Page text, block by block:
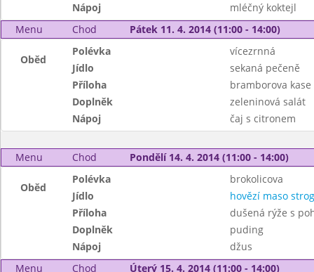
Nápoj
mléčný koktejl
Menu
Chod Pátek 11. 4. 2014 (11:00 - 14:00)
Oběd
Polévka
vícezrnná
Jídlo
sekaná pečeně
Příloha
bramborova
Doplněk
zeleninová salát
Nápoj
čaj s citronem
Menu Chod Pondělí 14. 4. 2014 (11:00 - 14:00)
Oběd
Polévka
brokolicova
Jídlo
hovězí maso
Příloha
dušená rýže s
Doplněk
puding
Nápoj
džus
Menu
Chod Úterý 15. 4. 2014 (11:00 - 14:00)